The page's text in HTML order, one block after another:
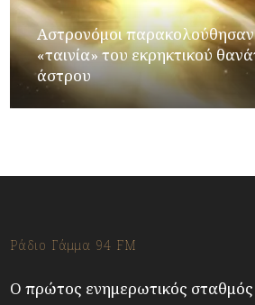
Αστρονόμοι
«ταινία» του εκρηκτικού
άστρου
Ράδιο Γάμμα 94 FM
Ο πρώτος ενημερωτικός